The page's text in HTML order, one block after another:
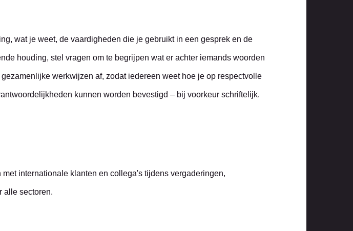
wat je weet, de vaardigheden die je gebruikt in een gesprek en de
houding, stel vragen om te begrijpen wat er achter iemands woorden
werkwijzen af, zodat iedereen weet hoe je op respectvolle
kunnen worden bevestigd – bij voorkeur schriftelijk.
internationale klanten en collega's tijdens vergaderingen,
alle sectoren.